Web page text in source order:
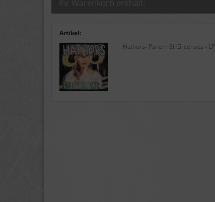
Ihr Warenkorb enthält:
Artikel:
Hathors- Panem Et Circenses - LP